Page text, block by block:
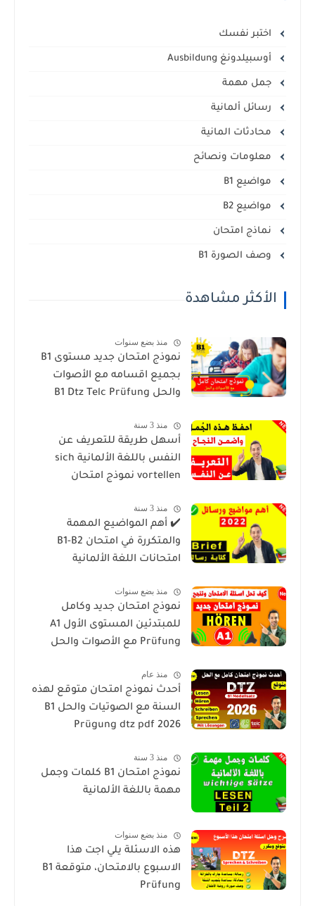
اختبر نفسك
أوسبيلدونغ Ausbildung
جمل مهمة
رسائل ألمانية
محادثات المانية
معلومات ونصائح
مواضيع B1
مواضيع B2
نماذج امتحان
وصف الصورة B1
الأكثر مشاهدة
منذ بضع سنوات
نموذج امتحان جديد مستوى B1
بجميع اقسامه مع الأصوات
والحل B1 Dtz Telc Prüfung
منذ 3 سنة
أسهل طريقة للتعريف عن
النفس باللغة الألمانية sich
vortellen نموذج امتحان
منذ 3 سنة
✔️ أهم المواضيع المهمة
والمتكررة في امتحان B1-B2
امتحانات اللغة الألمانية
منذ بضع سنوات
نموذج امتحان جديد وكامل
للمبتدئين المستوى الأول A1
Prüfung مع الأصوات والحل
منذ عام
أحدث نموذج امتحان متوقع لهذه
السنة مع الصوتيات والحل B1
Prügung dtz pdf 2026
منذ 3 سنة
نموذج امتحان B1 كلمات وجمل
مهمة باللغة الألمانية
منذ بضع سنوات
هذه الاسئلة يلي اجت هذا
الاسبوع بالامتحان، متوقعة B1
Prüfung